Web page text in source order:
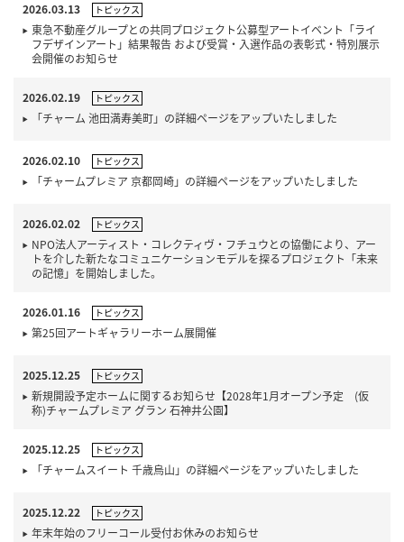
2026.03.13 トピックス
東急不動産グループとの共同プロジェクト公募型アートイベント「ライ
フデザインアート」結果報告 および受賞・入選作品の表彰式・特別展示
会開催のお知らせ
2026.02.19 トピックス
「チャーム 池田満寿美町」の詳細ページをアップいたしました
2026.02.10 トピックス
「チャームプレミア 京都岡崎」の詳細ページをアップいたしました
2026.02.02 トピックス
NPO法人アーティスト・コレクティヴ・フチュウとの協働により、アー
トを介した新たなコミュニケーションモデルを探るプロジェクト「未来
の記憶」を開始しました。
2026.01.16 トピックス
第25回アートギャラリーホーム展開催
2025.12.25 トピックス
新規開設予定ホームに関するお知らせ【2028年1月オープン予定 (仮
称)チャームプレミア グラン 石神井公園】
2025.12.25 トピックス
「チャームスイート 千歳烏山」の詳細ページをアップいたしました
2025.12.22 トピックス
年末年始のフリーコール受付お休みのお知らせ